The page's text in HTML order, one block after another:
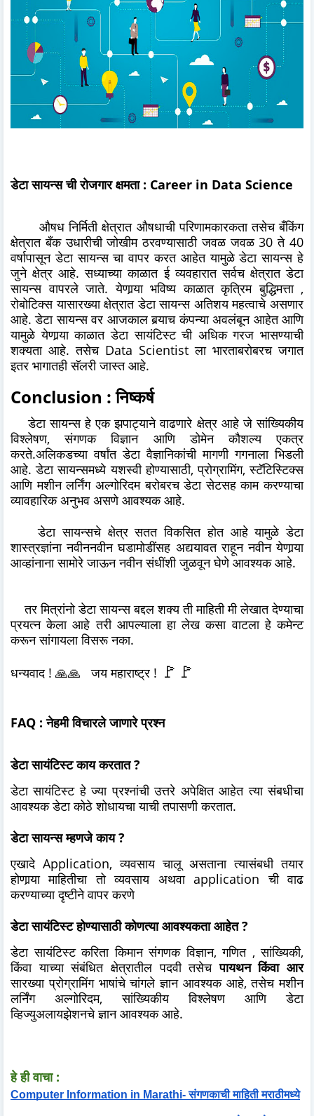
डेटा सायन्स ची रोजगार क्षमता : Career in Data Science
औषध निर्मिती क्षेत्रात औषधाची परिणामकारकता तसेच बँकिंग
क्षेत्रात बँक उधारीची जोखीम ठरवण्यासाठी जवळ जवळ 30 ते 40
वर्षापासून डेटा सायन्स चा वापर करत आहेत यामुळे डेटा सायन्स हे
जुने क्षेत्र आहे. सध्याच्या काळात ई व्यवहारात सर्वच क्षेत्रात डेटा
सायन्स वापरले जाते. येणार्‍या भविष्य काळात कृत्रिम बुद्धिमत्ता ,
रोबोटिक्स यासारख्या क्षेत्रात डेटा सायन्स अतिशय महत्वाचे असणार
आहे. डेटा सायन्स वर आजकाल बर्‍याच कंपन्या अवलंबून आहेत आणि
यामुळे येणार्‍या काळात डेटा सायंटिस्ट ची अधिक गरज भासण्याची
शक्यता आहे. तसेच Data Scientist ला भारताबरोबरच जगात
इतर भागातही सॅलरी जास्त आहे.
Conclusion : निष्कर्ष
डेटा सायन्स हे एक झपाट्याने वाढणारे क्षेत्र आहे जे सांख्यिकीय
विश्लेषण, संगणक विज्ञान आणि डोमेन कौशल्य एकत्र
करते.अलिकडच्या वर्षांत डेटा वैज्ञानिकांची मागणी गगनाला भिडली
आहे. डेटा सायन्समध्ये यशस्वी होण्यासाठी, प्रोग्रामिंग, स्टॅटिस्टिक्स
आणि मशीन लर्निंग अल्गोरिदम बरोबरच डेटा सेटसह काम करण्याचा
व्यावहारिक अनुभव असणे आवश्यक आहे.
डेटा सायन्सचे क्षेत्र सतत विकसित होत आहे यामुळे डेटा
शास्त्रज्ञांना नवीननवीन घडामोडींसह अद्ययावत राहून नवीन येणार्‍या
आव्हांनाना सामोरे जाऊन नवीन संधींशी जुळवून घेणे आवश्यक आहे.
तर मित्रांनो डेटा सायन्स बद्दल शक्य ती माहिती मी लेखात देण्याचा
प्रयत्न केला आहे तरी आपल्याला हा लेख कसा वाटला हे कमेन्ट
करून सांगायला विसरू नका.
धन्यवाद ! 🙏🙏 जय महाराष्ट्र ! 🚩🚩
FAQ : नेहमी विचारले जाणारे प्रश्न
डेटा सायंटिस्ट काय करतात ?
डेटा सायंटिस्ट हे ज्या प्रश्नांची उत्तरे अपेक्षित आहेत त्या संबधीचा
आवश्यक डेटा कोठे शोधायचा याची तपासणी करतात.
डेटा सायन्स म्हणजे काय ?
एखादे Application, व्यवसाय चालू असताना त्यासंबधी तयार
होणार्‍या माहितीचा तो व्यवसाय अथवा application ची वाढ
करण्याच्या दृष्टीने वापर करणे
डेटा सायंटिस्ट होण्यासाठी कोणत्या आवश्यकता आहेत ?
डेटा सायंटिस्ट करिता किमान संगणक विज्ञान, गणित , सांख्यिकी,
किंवा याच्या संबंधित क्षेत्रातील पदवी तसेचपायथन किंवा आर
सारख्या प्रोग्रामिंग भाषांचे चांगले ज्ञान आवश्यक आहे, तसेच मशीन
लर्निंग अल्गोरिदम, सांख्यिकीय विश्लेषण आणि डेटा
व्हिज्युअलायझेशनचे ज्ञान आवश्यक आहे.
हे ही वाचा :
Computer Information in Marathi- संगणकाची माहिती मराठीमध्ये